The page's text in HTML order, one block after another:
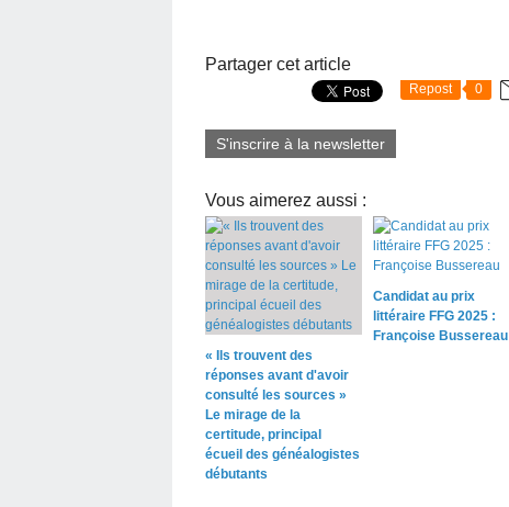
Partager cet article
Repost 0
S'inscrire à la newsletter
Vous aimerez aussi :
« Ils trouvent des
réponses avant d'avoir
consulté les sources »
Le mirage de la
certitude, principal
écueil des généalogistes
débutants
Candidat au prix
littéraire FFG 2025 :
Françoise Bussereau